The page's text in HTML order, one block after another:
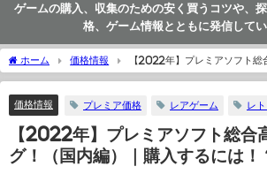
ゲームの購入、収集のための安く買うコツや、
格、ゲーム情報とともに発信してい
ホーム 価格情報
【2022年】プレミアソフト総
編）｜購入するには！？
価格情報 プレミア価格 レアゲーム レ
【2022年】プレミアソフト総合
グ！（国内編）｜購入するには！